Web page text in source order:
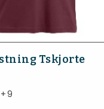
Tskjorte
+9